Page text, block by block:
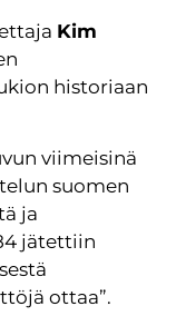
Kim
historiaan
viimeisinä
suomen
ja
jätettiin
ottaa”.